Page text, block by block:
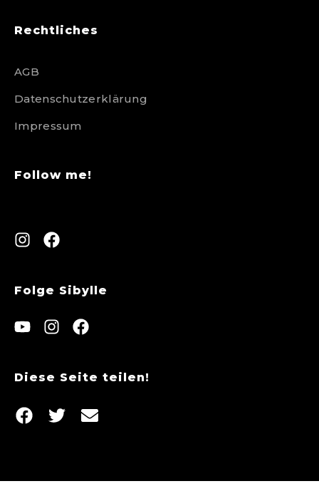
Rechtliches
AGB
Datenschutzerklärung
Impressum
Follow me!
Folge Sibylle
Diese Seite teilen!